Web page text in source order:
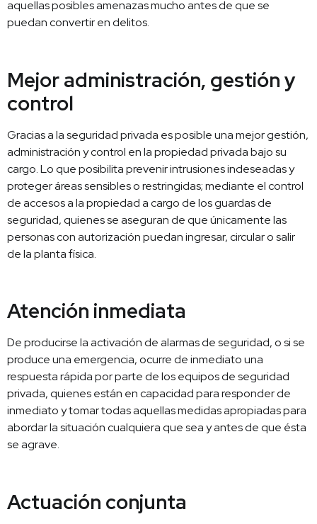
aquellas posibles amenazas mucho antes de que se
puedan convertir en delitos.
Mejor administración, gestión y
control
Gracias a la seguridad privada es posible una mejor gestión,
administración y control en la propiedad privada bajo su
cargo. Lo que posibilita prevenir intrusiones indeseadas y
proteger áreas sensibles o restringidas; mediante el control
de accesos a la propiedad a cargo de los guardas de
seguridad, quienes se aseguran de que únicamente las
personas con autorización puedan ingresar, circular o salir
de la planta física.
Atención inmediata
De producirse la activación de alarmas de seguridad, o si se
produce una emergencia, ocurre de inmediato una
respuesta rápida por parte de los equipos de seguridad
privada, quienes están en capacidad para responder de
inmediato y tomar todas aquellas medidas apropiadas para
abordar la situación cualquiera que sea y antes de que ésta
se agrave.
Actuación conjunta